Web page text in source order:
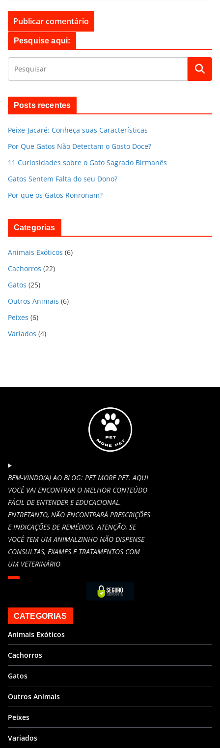
Pesquise aqui:
Posts recentes
Peixe-Jacaré: Conheça suas Características
Por Que Gatos Não Detectam o Gosto Doce?
11 Curiosidades sobre o Gato Sagrado Birmanês
Gatos Sentem Falta do seu Dono?
Por que os Gatos Ronronam?
Categorias
Animais Exóticos (6)
Cachorros (22)
Gatos (25)
Outros Animais (6)
Peixes (6)
Variados (4)
BEM-VINDO(A) AO BLOG: PET MORE PET. AQUI
VOCÊ VAI ENCONTRAR O MELHOR CONTEÚDO
FÁCIL DE ENTENDER E EDUCACIONAL.
ENTRETANTO, NÃO ENCONTRARÁ PRESCRIÇÕES
E INDICAÇÕES DE REMÉDIOS. ATENÇÃO, SE
VOCÊ TEM UM ANIMALZINHO NÃO DISPENSE
CONSULTAS, EXAMES E TRATAMENTOS COM
UM VETERINÁRIO
CATEGORIAS
Animais Exóticos
Cachorros
Gatos
Outros Animais
Peixes
Variados